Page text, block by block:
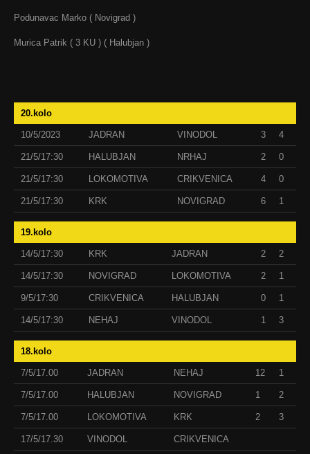
Podunavac Marko ( Novigrad )
Murica Patrik ( 3 KU ) ( Halubjan )
20.kolo
10/5/2023 JADRAN VINODOL 3 4
21/5/17:30 HALUBJAN NRHAJ 2 0
21/5/17:30 LOKOMOTIVA CRIKVENICA 4 0
21/5/17:30 KRK NOVIGRAD 6 1
19.kolo
14/5/17:30 KRK JADRAN 2 2
14/5/17:30 NOVIGRAD LOKOMOTIVA 2 1
9/5/17:30 CRIKVENICA HALUBJAN 0 1
14/5/17:30 NEHAJ VINODOL 1 3
18.kolo
7/5/17.00 JADRAN NEHAJ 12 1
7/5/17.00 HALUBJAN NOVIGRAD 1 2
7/5/17.00 LOKOMOTIVA KRK 2 3
17/5/17.30 VINODOL CRIKVENICA